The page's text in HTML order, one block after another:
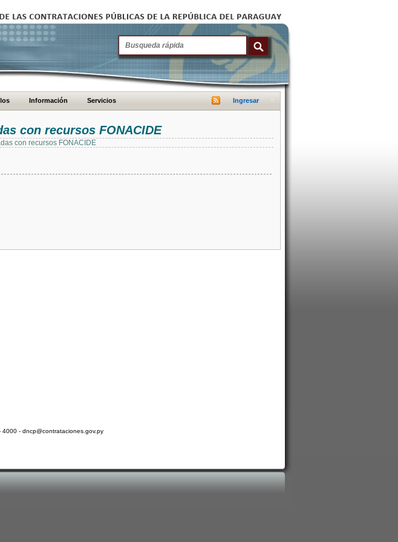
Información Servicios Ingresar
con recursos FONACIDE
con recursos FONACIDE
- dncp@contrataciones.gov.py